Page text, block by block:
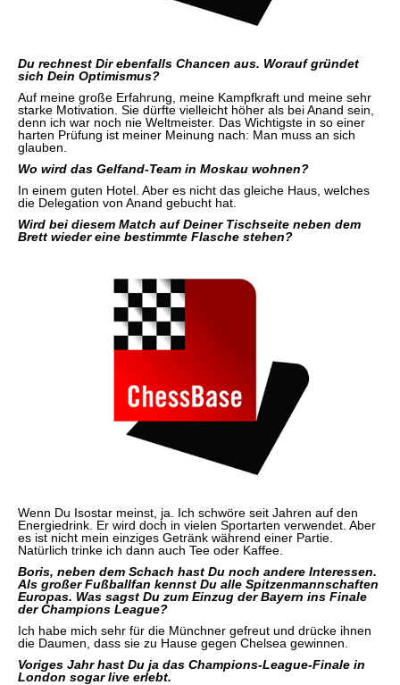
Du rechnest Dir ebenfalls Chancen aus. Worauf gründet
sich Dein Optimismus?
Auf meine große Erfahrung, meine Kampfkraft und meine sehr
starke Motivation. Sie dürfte vielleicht höher als bei Anand sein,
denn ich war noch nie Weltmeister. Das Wichtigste in so einer
harten Prüfung ist meiner Meinung nach: Man muss an sich
glauben.
Wo wird das Gelfand-Team in Moskau wohnen?
In einem guten Hotel. Aber es nicht das gleiche Haus, welches
die Delegation von Anand gebucht hat.
Wird bei diesem Match auf Deiner Tischseite neben dem
Brett wieder eine bestimmte Flasche stehen?
Wenn Du Isostar meinst, ja. Ich schwöre seit Jahren auf den
Energiedrink. Er wird doch in vielen Sportarten verwendet. Aber
es ist nicht mein einziges Getränk während einer Partie.
Natürlich trinke ich dann auch Tee oder Kaffee.
Boris, neben dem Schach hast Du noch andere Interessen.
Als großer Fußballfan kennst Du alle Spitzenmannschaften
Europas. Was sagst Du zum Einzug der Bayern ins Finale
der Champions League?
Ich habe mich sehr für die Münchner gefreut und drücke ihnen
die Daumen, dass sie zu Hause gegen Chelsea gewinnen.
Voriges Jahr hast Du ja das Champions-League-Finale in
London sogar live erlebt.